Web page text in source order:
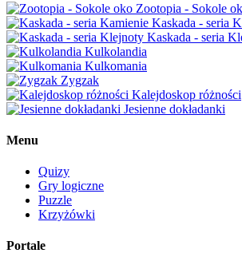
Zootopia - Sokole
Kaskada - seria
Kaskada - seria
Kulkolandia
Kulkomania
Zygzak
Kalejdoskop różności
Jesienne dokładanki
Menu
Quizy
Gry logiczne
Puzzle
Krzyżówki
Portale